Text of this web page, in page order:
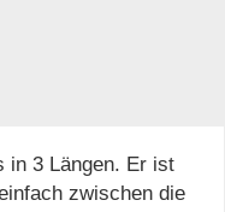
in 3 Längen. Er ist
zwischen die